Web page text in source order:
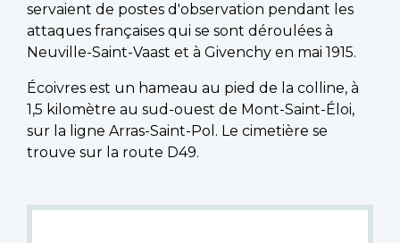
servaient de postes d'observation pendant les
attaques françaises qui se sont déroulées à
Neuville-Saint-Vaast et à Givenchy en mai 1915.
Écoivres est un hameau au pied de la colline, à
1,5 kilomètre au sud-ouest de Mont-Saint-Éloi,
sur la ligne Arras-Saint-Pol. Le cimetière se
trouve sur la route D49.